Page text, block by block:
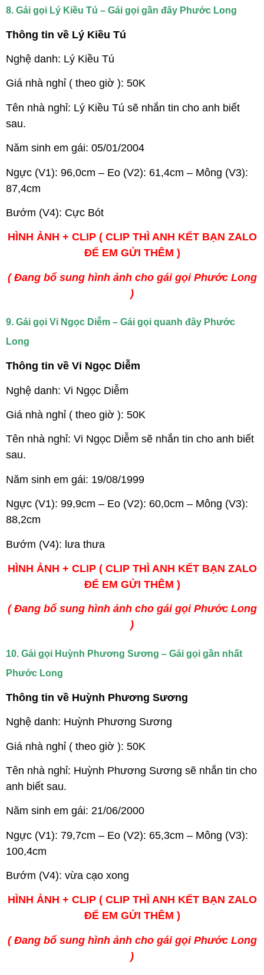
8. Gái gọi Lý Kiều Tú – Gái gọi gần đây Phước Long
Thông tin về Lý Kiều Tú
Nghệ danh: Lý Kiều Tú
Giá nhà nghỉ ( theo giờ ): 50K
Tên nhà nghỉ: Lý Kiều Tú sẽ nhắn tin cho anh biết
sau.
Năm sinh em gái: 05/01/2004
Ngực (V1): 96,0cm – Eo (V2): 61,4cm – Mông (V3):
87,4cm
Bướm (V4): Cực Bót
HÌNH ẢNH + CLIP ( CLIP THÌ ANH KẾT BẠN ZALO
ĐỂ EM GỬI THÊM )
( Đang bổ sung hình ảnh cho gái gọi Phước Long
)
9. Gái gọi Vi Ngọc Diễm – Gái gọi quanh đây Phước
Long
Thông tin về Vi Ngọc Diễm
Nghệ danh: Vi Ngọc Diễm
Giá nhà nghỉ ( theo giờ ): 50K
Tên nhà nghỉ: Vi Ngọc Diễm sẽ nhắn tin cho anh biết
sau.
Năm sinh em gái: 19/08/1999
Ngực (V1): 99,9cm – Eo (V2): 60,0cm – Mông (V3):
88,2cm
Bướm (V4): lưa thưa
HÌNH ẢNH + CLIP ( CLIP THÌ ANH KẾT BẠN ZALO
ĐỂ EM GỬI THÊM )
( Đang bổ sung hình ảnh cho gái gọi Phước Long
)
10. Gái gọi Huỳnh Phương Sương – Gái gọi gần nhất
Phước Long
Thông tin về Huỳnh Phương Sương
Nghệ danh: Huỳnh Phương Sương
Giá nhà nghỉ ( theo giờ ): 50K
Tên nhà nghỉ: Huỳnh Phương Sương sẽ nhắn tin cho
anh biết sau.
Năm sinh em gái: 21/06/2000
Ngực (V1): 79,7cm – Eo (V2): 65,3cm – Mông (V3):
100,4cm
Bướm (V4): vừa cạo xong
HÌNH ẢNH + CLIP ( CLIP THÌ ANH KẾT BẠN ZALO
ĐỂ EM GỬI THÊM )
( Đang bổ sung hình ảnh cho gái gọi Phước Long
)